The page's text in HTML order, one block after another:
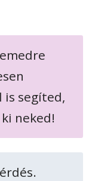
is segíted,
neked!